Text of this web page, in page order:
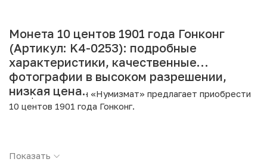
Монета 10 центов 1901 года Гонконг
(Артикул: K4-0253): подробные
характеристики, качественные
фотографии в высоком разрешении,
низкая цена.
Интернет магазин «Нумизмат» предлагает приобрести
10 центов 1901 года Гонконг.
Страна: Гонконг
Показать